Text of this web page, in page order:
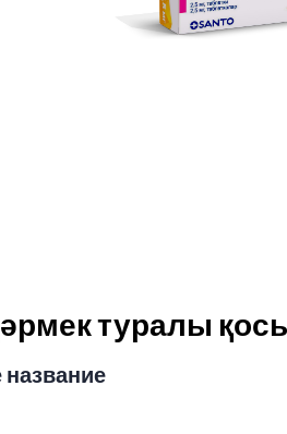
туралы
название